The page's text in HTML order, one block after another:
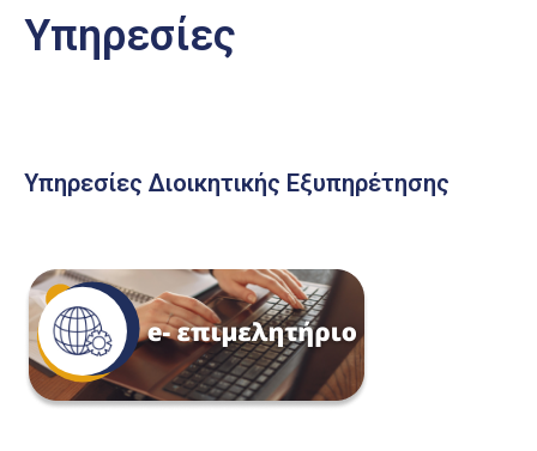
Υπηρεσίες
Υπηρεσίες Διοικητικής Εξυπηρέτησης